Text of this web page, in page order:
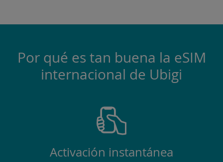
Por qué es tan buena la eSIM
internacional de Ubigi
Activación instantánea